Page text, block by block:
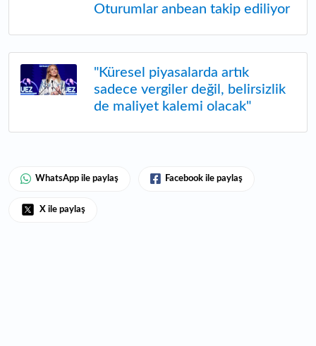
Oturumlar anbean takip ediliyor
"Küresel piyasalarda artık
sadece vergiler değil, belirsizlik
de maliyet kalemi olacak"
WhatsApp ile paylaş Facebook ile paylaş
X ile paylaş